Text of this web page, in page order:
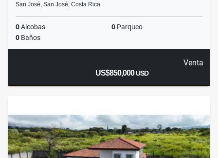
San José, San José, Costa Rica
0Alcobas 0 Parqueo
0 Baños
Venta
US$850,000USD